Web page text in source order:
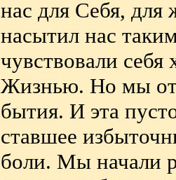
нас для Себя,
насытил нас
чувствовали
Жизнью. Но мы
бытия. И эта
ставшее
боли. Мы начали